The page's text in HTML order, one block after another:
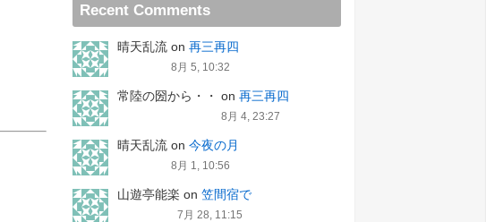
Recent Comments
晴天乱流 on 再三再四
8月 5, 10:32
常陸の圀から・・ on 再三再四
8月 4, 23:27
晴天乱流 on 今夜の月
8月 1, 10:56
山遊亭能楽 on 笠間宿で
7月 28, 11:15